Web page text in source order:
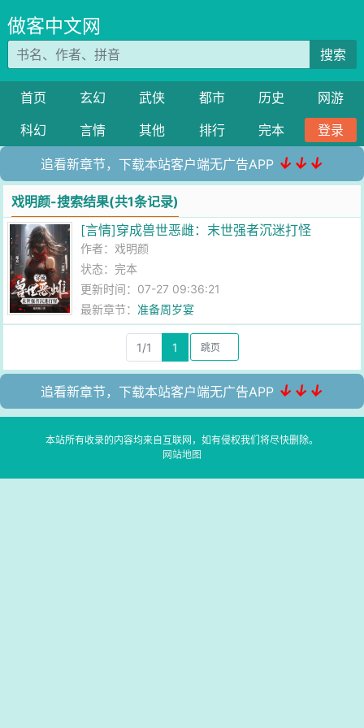
做客中文网
搜索
首页 玄幻 武侠 都市 历史
网游
科幻
言情 其他 排行 完本 登录
追看新章节，下载本站客户端无广告APP ↓↓↓
戏明颜-搜索结果(共1条记录)
[言情]穿成兽世恶雌：末世强者沉迷打怪
作者：戏明颜
状态：完本
更新时间：07-27 09:36:21
最新章节：准备周岁宴
1/1 1
追看新章节，下载本站客户端无广告APP ↓↓↓
本站所有收录的内容均来自互联网，如有侵权我们将尽快删除。
网站地图